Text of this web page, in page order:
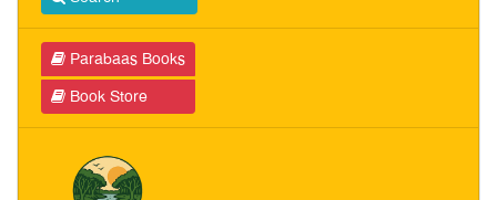
Parabaas Books
Book Store